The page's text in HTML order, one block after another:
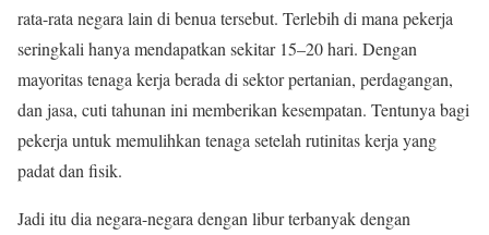
rata-rata negara lain di benua tersebut. Terlebih di mana pekerja
seringkali hanya mendapatkan sekitar 15–20 hari. Dengan
mayoritas tenaga kerja berada di sektor pertanian, perdagangan,
dan jasa, cuti tahunan ini memberikan kesempatan. Tentunya bagi
pekerja untuk memulihkan tenaga setelah rutinitas kerja yang
padat dan fisik.
Jadi itu dia negara-negara dengan libur terbanyak dengan